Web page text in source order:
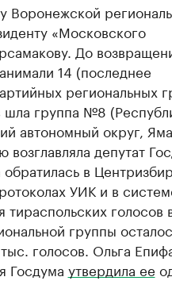
Воронежской
«Московского
До
14 (последнее
региональных
шла группа №8
автономный округ,
депутат
в
УИК и в
голосов
группы
голосов. Ольга
Госдума утвердила ее